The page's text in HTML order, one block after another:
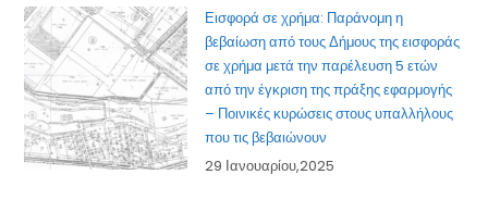
Εισφορά σε χρήμα: Παράνομη η
βεβαίωση από τους Δήμους της εισφοράς
σε χρήμα μετά την παρέλευση 5 ετών
από την έγκριση της πράξης εφαρμογής
– Ποινικές κυρώσεις στους υπαλλήλους
που τις βεβαιώνουν
29 Ιανουαρίου,2025